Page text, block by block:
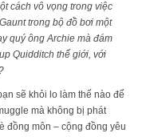
cách vô vọng trong việc
trong bộ đồ bơi một
quý ông Archie mà đám
Quidditch thế giới, với
sẽ khỏi lo làm thế nào để
mà không bị phát
đồng môn – cộng đồng yêu